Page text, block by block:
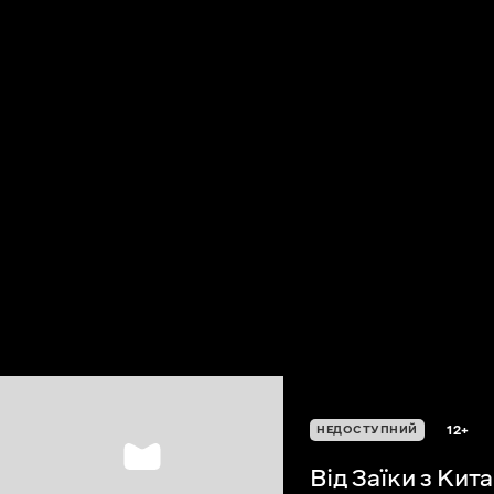
НЕДОСТУПНИЙ 12+
Від Заїки з